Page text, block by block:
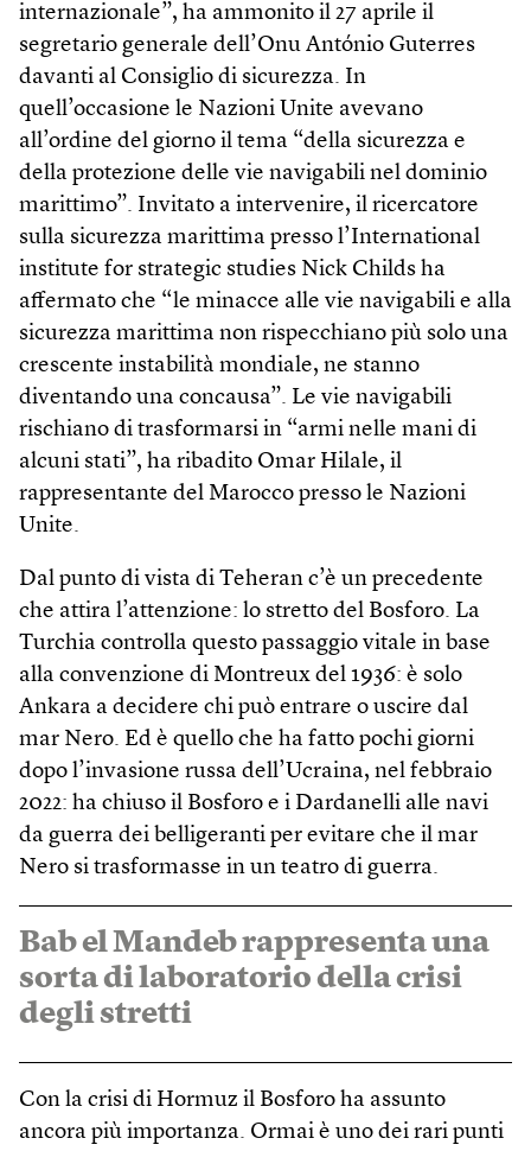
internazionale”, ha ammonito il 27 aprile il
segretario generale dell’Onu António Guterres
davanti al Consiglio di sicurezza. In
quell’occasione le Nazioni Unite avevano
all’ordine del giorno il tema “della sicurezza e
della protezione delle vie navigabili nel dominio
marittimo”. Invitato a intervenire, il ricercatore
sulla sicurezza marittima presso l’International
institute for strategic studies Nick Childs ha
affermato che “le minacce alle vie navigabili e alla
sicurezza marittima non rispecchiano più solo una
crescente instabilità mondiale, ne stanno
diventando una concausa”. Le vie navigabili
rischiano di trasformarsi in “armi nelle mani di
alcuni stati”, ha ribadito Omar Hilale, il
rappresentante del Marocco presso le Nazioni
Unite.
Dal punto di vista di Teheran c’è un precedente
che attira l’attenzione: lo stretto del Bosforo. La
Turchia controlla questo passaggio vitale in base
alla convenzione di Montreux del 1936: è solo
Ankara a decidere chi può entrare o uscire dal
mar Nero. Ed è quello che ha fatto pochi giorni
dopo l’invasione russa dell’Ucraina, nel febbraio
2022: ha chiuso il Bosforo e i Dardanelli alle navi
da guerra dei belligeranti per evitare che il mar
Nero si trasformasse in un teatro di guerra.
Bab el Mandeb rappresenta una
sorta di laboratorio della crisi
degli stretti
Con la crisi di Hormuz il Bosforo ha assunto
ancora più importanza. Ormai è uno dei rari punti